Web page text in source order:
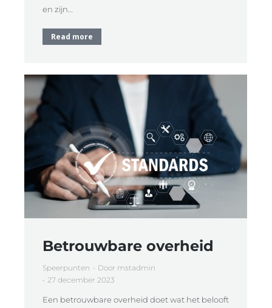
en zijn…
Read more
Betrouwbare overheid
Speerpunten Door mstadmin
27 december 2023
Een betrouwbare overheid doet wat het belooft